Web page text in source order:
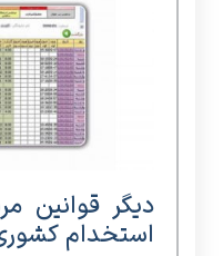
دیگر قوانین
استخدام